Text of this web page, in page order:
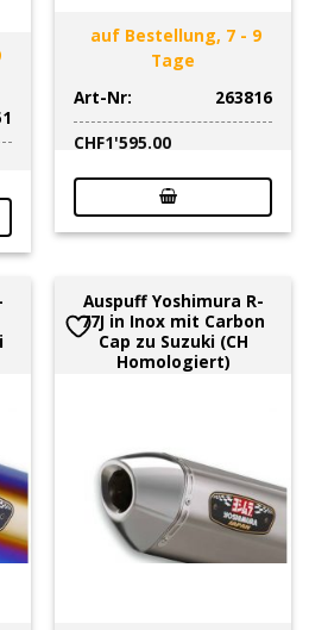
auf Bestellung, 7 - 9
Tage
Art-Nr:
263816
CHF1'595.00
Auspuff Yoshimura R-
77J in Inox mit Carbon
Cap zu Suzuki (CH
Homologiert)